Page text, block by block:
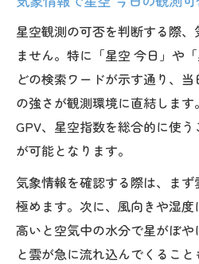
星空観測の可否を判断する際
ません。特に「星空 今日」や
どの検索ワードが示す通り、
の強さが観測環境に直結しま
GPV、星空指数を総合的に使
が可能となります。
気象情報を確認する際は、ま
極めます。次に、風向きや湿
高いと空気中の水分で星がぼ
と雲が急に流れ込んでくること